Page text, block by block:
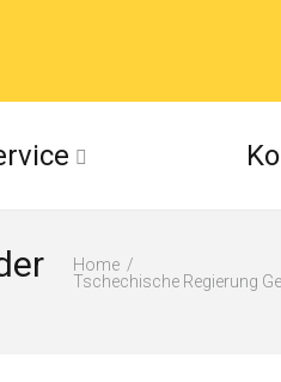
Home
Tschechische Regierung